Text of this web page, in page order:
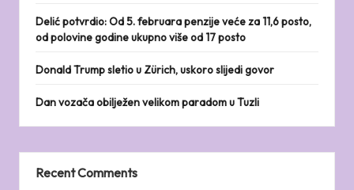
Delić potvrdio: Od 5. februara penzije veće za 11,6 posto,
od polovine godine ukupno više od 17 posto
Donald Trump sletio u Zürich, uskoro slijedi govor
Dan vozača obilježen velikom paradom u Tuzli
Recent Comments